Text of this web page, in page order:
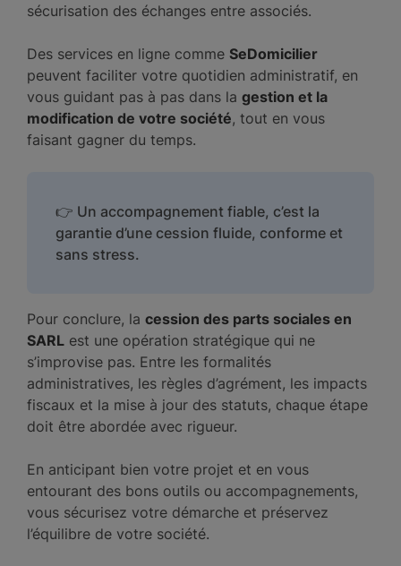
sécurisation des échanges entre associés.
Des services en ligne comme SeDomicilier
peuvent faciliter votre quotidien administratif, en
vous guidant pas à pas dans la gestion et la
modification de votre société, tout en vous
faisant gagner du temps.
👉 Un accompagnement fiable, c’est la
garantie d’une cession fluide, conforme et
sans stress.
Pour conclure, la cession des parts sociales en
SARL est une opération stratégique qui ne
s’improvise pas. Entre les formalités
administratives, les règles d’agrément, les impacts
fiscaux et la mise à jour des statuts, chaque étape
doit être abordée avec rigueur.
En anticipant bien votre projet et en vous
entourant des bons outils ou accompagnements,
vous sécurisez votre démarche et préservez
l’équilibre de votre société.